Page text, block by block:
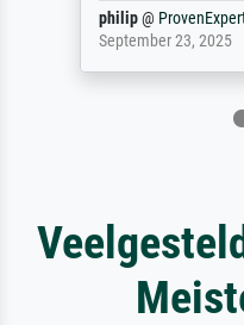
philip@
September 23, 2025